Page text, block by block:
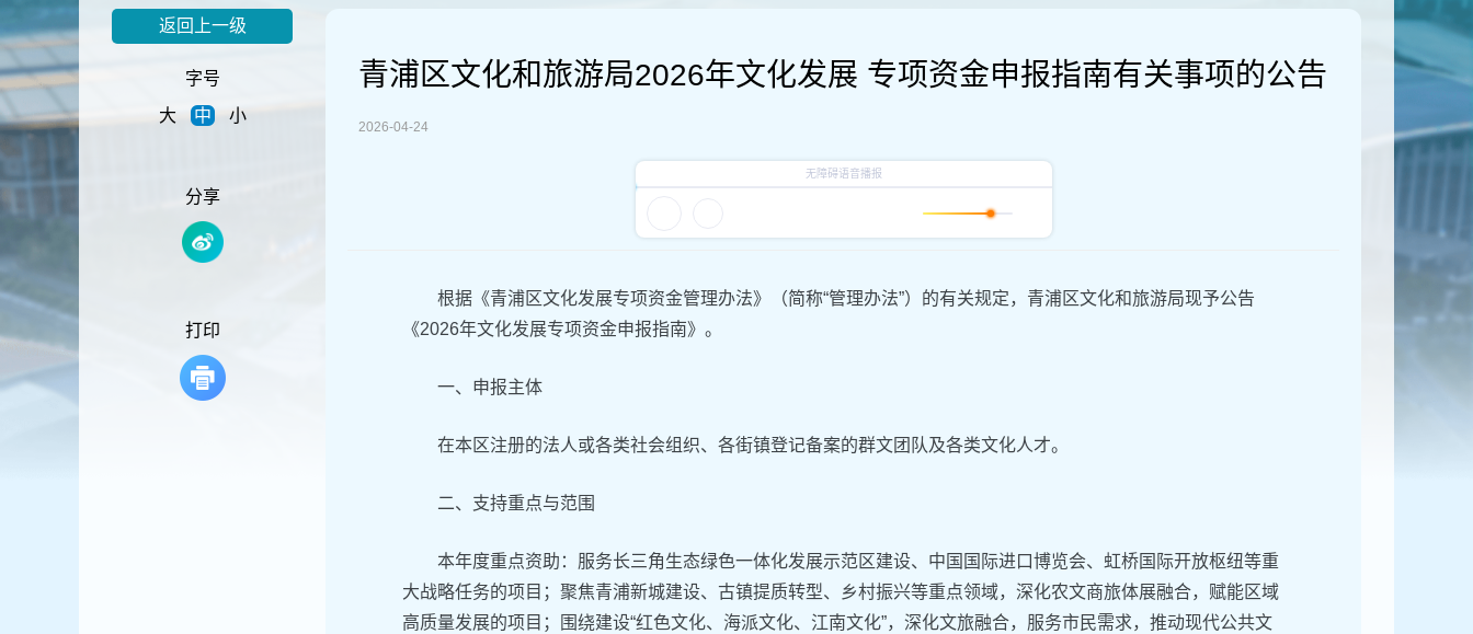
到
主
要
内
返回上一级
字号
大
中 小
分享
打印
青浦区文化和旅游局2026年文化发展 专项资金申报指南有关事项的公告
2026-04-24
根据《青浦区文化发展专项资金管理办法》（简称“管理办法”）的有关规定，青浦区文化和旅游局现予公告
《2026年文化发展专项资金申报指南》。
一、申报主体
在本区注册的法人或各类社会组织、各街镇登记备案的群文团队及各类文化人才。
二、支持重点与范围
本年度重点资助：服务长三角生态绿色一体化发展示范区建设、中国国际进口博览会、虹桥国际开放枢纽等重
大战略任务的项目；聚焦青浦新城建设、古镇提质转型、乡村振兴等重点领域，深化农文商旅体展融合，赋能区域
高质量发展的项目；围绕建设“红色文化、海派文化、江南文化”，深化文旅融合，服务市民需求，推动现代公共文